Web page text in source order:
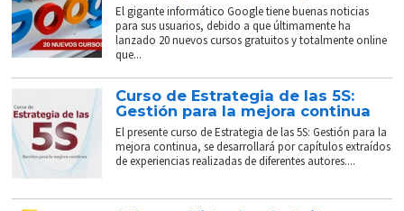
El gigante informático Google tiene buenas noticias
para sus usuarios, debido a que últimamente ha
lanzado 20 nuevos cursos gratuitos y totalmente online
que...
Curso de Estrategia de las 5S:
Gestión para la mejora continua
El presente curso de Estrategia de las 5S: Gestión para la
mejora continua, se desarrollará por capítulos extraídos
de experiencias realizadas de diferentes autores....